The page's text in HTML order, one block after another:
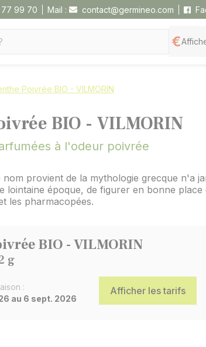
77 99 70 Mail : contact@germineo.com
Poivrée BIO - VILMORIN
BIO - VILMORIN
à l'odeur poivrée
nom provient de la mythologie grecque n'a
lointaine époque, de figurer en bonne place
les pharmacopées.
BIO - VILMORIN
g
:
au 6 sept. 2026
Afficher les tarifs